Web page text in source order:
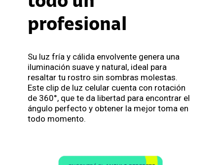
profesional
Su luz fría y cálida envolvente genera una
iluminación suave y natural, ideal para
resaltar tu rostro sin sombras molestas.
Este clip de luz celular cuenta con rotación
de 360°, que te da libertad para encontrar el
ángulo perfecto y obtener la mejor toma en
todo momento.